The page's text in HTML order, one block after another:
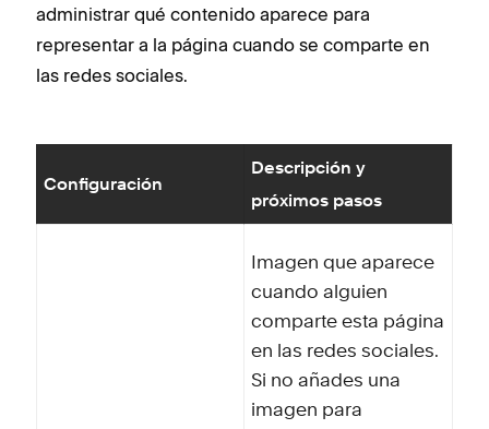
administrar qué contenido aparece para
representar a la página cuando se comparte en
las redes sociales.
Configuración
Descripción y
próximos pasos
Imagen que aparece
cuando alguien
comparte esta página
en las redes sociales.
Si no añades una
imagen para